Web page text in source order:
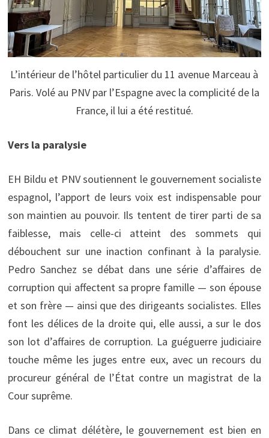
L’intérieur de l’hôtel particulier du 11 avenue Marceau à
Paris. Volé au PNV par l’Espagne avec la complicité de la
France, il lui a été restitué.
Vers la paralysie
EH Bildu et PNV soutiennent le gouvernement socialiste
espagnol, l’apport de leurs voix est indispensable pour
son maintien au pouvoir. Ils tentent de tirer parti de sa
faiblesse, mais celle-ci atteint des sommets qui
débouchent sur une inaction confinant à la paralysie.
Pedro Sanchez se débat dans une série d’affaires de
corruption qui affectent sa propre famille — son épouse
et son frère — ainsi que des dirigeants socialistes. Elles
font les délices de la droite qui, elle aussi, a sur le dos
son lot d’affaires de corruption. La guéguerre judiciaire
touche même les juges entre eux, avec un recours du
procureur général de l’État contre un magistrat de la
Cour suprême.
Dans ce climat délétère, le gouvernement est bien en